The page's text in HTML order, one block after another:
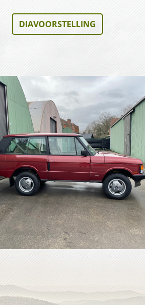
DIAVOORSTELLING